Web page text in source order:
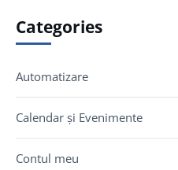
Categories
Automatizare
Calendar și Evenimente
Contul meu